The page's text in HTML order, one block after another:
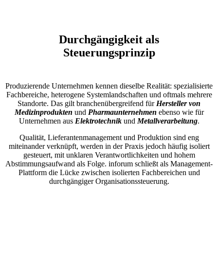
Durchgängigkeit als
Steuerungsprinzip
Produzierende Unternehmen kennen dieselbe Realität: spezialisierte
Fachbereiche, heterogene Systemlandschaften und oftmals mehrere
Standorte. Das gilt branchenübergreifend für Hersteller von
Medizinprodukten und Pharmaunternehmen ebenso wie für
Unternehmen aus Elektrotechnik und Metallverarbeitung.
Qualität, Lieferantenmanagement und Produktion sind eng
miteinander verknüpft, werden in der Praxis jedoch häufig isoliert
gesteuert, mit unklaren Verantwortlichkeiten und hohem
Abstimmungsaufwand als Folge. inforum schließt als Management-
Plattform die Lücke zwischen isolierten Fachbereichen und
durchgängiger Organisationssteuerung.